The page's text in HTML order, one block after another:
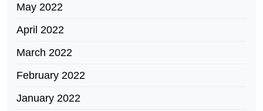
May 2022
April 2022
March 2022
February 2022
January 2022